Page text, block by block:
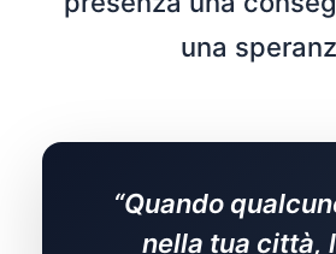
una
“Quando
nella tua città,